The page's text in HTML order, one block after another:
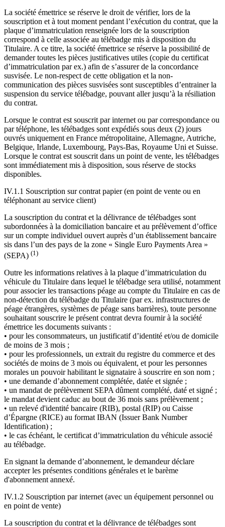
La société émettrice se réserve le droit de vérifier, lors de la
souscription et à tout moment pendant l’exécution du contrat, que la
plaque d’immatriculation renseignée lors de la souscription
correspond à celle associée au télébadge mis à disposition du
Titulaire. A ce titre, la société émettrice se réserve la possibilité de
demander toutes les pièces justificatives utiles (copie du certificat
d’immatriculation par ex.) afin de s’assurer de la concordance
susvisée. Le non-respect de cette obligation et la non-
communication des pièces susvisées sont susceptibles d’entrainer la
suspension du service télébadge, pouvant aller jusqu’à la résiliation
du contrat.
Lorsque le contrat est souscrit par internet ou par correspondance ou
par téléphone, les télébadges sont expédiés sous deux (2) jours
ouvrés uniquement en France métropolitaine, Allemagne, Autriche,
Belgique, Irlande, Luxembourg, Pays-Bas, Royaume Uni et Suisse.
Lorsque le contrat est souscrit dans un point de vente, les télébadges
sont immédiatement mis à disposition, sous réserve de stocks
disponibles.
IV.1.1 Souscription sur contrat papier (en point de vente ou en
téléphonant au service client)
La souscription du contrat et la délivrance de télébadges sont
subordonnées à la domiciliation bancaire et au prélèvement d’office
sur un compte individuel ouvert auprès d’un établissement bancaire
sis dans l’un des pays de la zone « Single Euro Payments Area »
(SEPA) (1)
Outre les informations relatives à la plaque d’immatriculation du
véhicule du Titulaire dans lequel le télébadge sera utilisé, notamment
pour associer les transactions péage au compte du Titulaire en cas de
non-détection du télébadge du Titulaire (par ex. infrastructures de
péage étrangères, systèmes de péage sans barrières), toute personne
souhaitant souscrire le présent contrat devra fournir à la société
émettrice les documents suivants :
• pour les consommateurs, un justificatif d’identité et/ou de domicile
de moins de 3 mois ;
• pour les professionnels, un extrait du registre du commerce et des
sociétés de moins de 3 mois ou équivalent, et pour les personnes
morales un pouvoir habilitant le signataire à souscrire en son nom ;
• une demande d’abonnement complétée, datée et signée ;
• un mandat de prélèvement SEPA dûment complété, daté et signé ;
le mandat devient caduc au bout de 36 mois sans prélèvement ;
• un relevé d'identité bancaire (RIB), postal (RIP) ou Caisse
d’Épargne (RICE) au format IBAN (Issuer Bank Number
Identification) ;
• le cas échéant, le certificat d’immatriculation du véhicule associé
au télébadge.
En signant la demande d’abonnement, le demandeur déclare
accepter les présentes conditions générales et le barème
d'abonnement annexé.
IV.1.2 Souscription par internet (avec un équipement personnel ou
en point de vente)
La souscription du contrat et la délivrance de télébadges sont